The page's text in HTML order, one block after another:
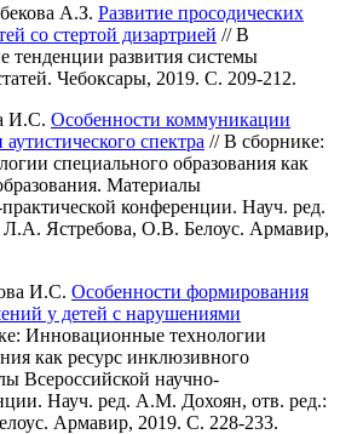
А.З. Развитие просодических
со стертой дизартрией // В
тенденции развития системы
Чебоксары, 2019. С. 209-212.
И.С. Особенности коммуникации
спектра // В сборнике:
специального образования как
Материалы
конференции. Науч. ред.
Ястребова, О.В. Белоус. Армавир,
И.С. Особенности формирования
у детей с нарушениями
Инновационные технологии
как ресурс инклюзивного
Всероссийской научно-
Науч. ред. А.М. Дохоян, отв. ред.:
Армавир, 2019. С. 228-233.